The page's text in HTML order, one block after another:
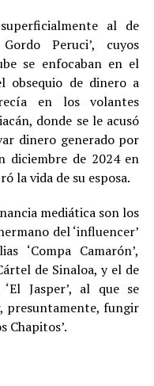
al de
Peruci’, cuyos
se enfocaban en el
obsequio de dinero a
en los volantes
donde se le acusó
dinero generado por
diciembre de 2024 en
la vida de su esposa.
mediática son los
del ‘influencer’
‘Compa Camarón’,
de Sinaloa, y el de
Jasper’, al que se
presuntamente, fungir
Chapitos’.